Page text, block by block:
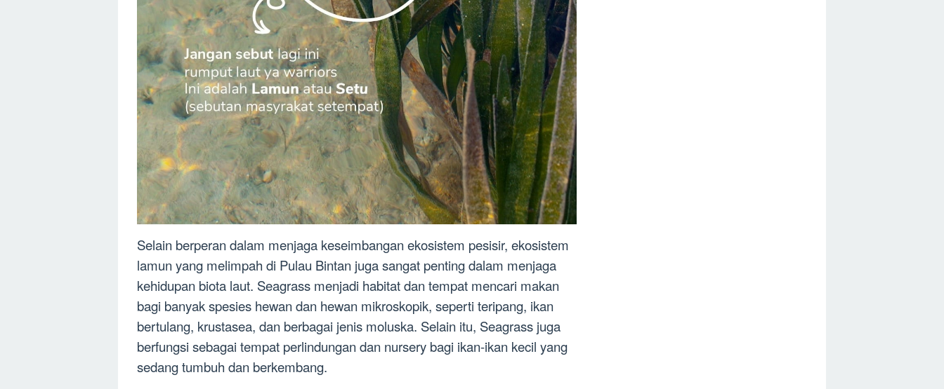
Selain berperan dalam menjaga keseimbangan ekosistem pesisir, ekosistem
lamun yang melimpah di Pulau Bintan juga sangat penting dalam menjaga
kehidupan biota laut. Seagrass menjadi habitat dan tempat mencari makan
bagi banyak spesies hewan dan hewan mikroskopik, seperti teripang, ikan
bertulang, krustasea, dan berbagai jenis moluska. Selain itu, Seagrass juga
berfungsi sebagai tempat perlindungan dan nursery bagi ikan-ikan kecil yang
sedang tumbuh dan berkembang.